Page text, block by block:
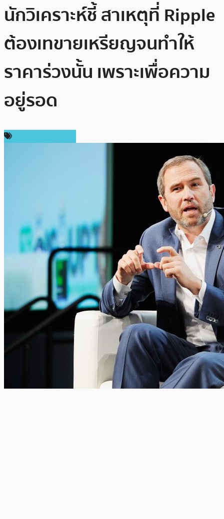
นักวิเคราะห์ชี้ สาเหตุที่ Ripple
ต้องเทขายเหรียญจนทำให้
ราคาร่วงนั้น เพราะเพื่อความ
อยู่รอด